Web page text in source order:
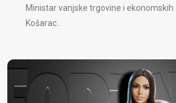
Ministar vanjske trgovine i ekonomskih
Košarac..